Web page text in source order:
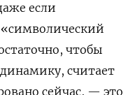
если
чтобы
считает
сейчас, — это